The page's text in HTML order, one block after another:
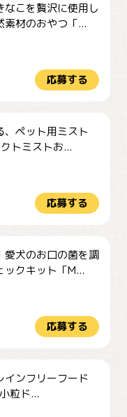
なこを贅沢に使用し
素材のおやつ「...
応募する
、ペット用ミスト
クトミストお...
応募する
愛犬のお口の菌を調
ックキット「M...
応募する
インフリーフード
粒ド...